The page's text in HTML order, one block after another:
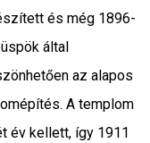
és még 1896-
által
az alapos
A templom
év kellett, így 1911